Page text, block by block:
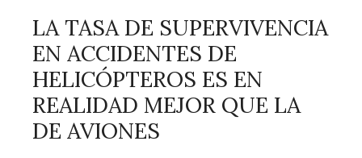
LA TASA DE SUPERVIVENCIA
EN ACCIDENTES DE
HELICÓPTEROS ES EN
REALIDAD MEJOR QUE LA
DE AVIONES